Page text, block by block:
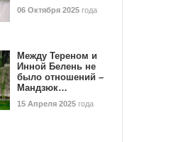
06 Октября 2025 года
Между Тереном и
Инной Белень не
было отношений –
Мандзюк…
15 Апреля 2025 года